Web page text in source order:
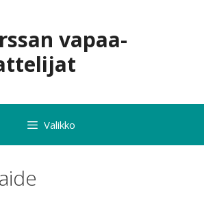
vapaa-
Valikko